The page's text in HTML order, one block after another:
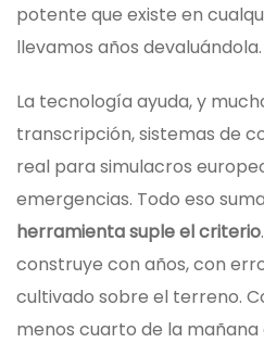
potente que existe en
llevamos años devaluándola.
La tecnología ayuda, y
transcripción, sistemas de
real para simulacros
emergencias. Todo eso
herramienta suple el criterio
construye con años, con
cultivado sobre el terreno.
menos cuarto de la